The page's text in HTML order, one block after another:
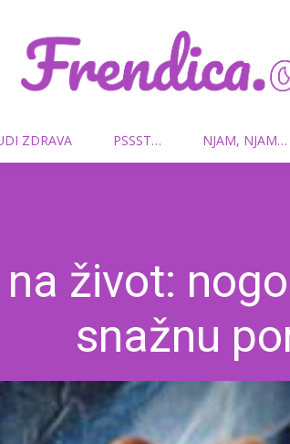
ZDRAVA PSSST… NJAM, NJAM…
na život:
snažnu